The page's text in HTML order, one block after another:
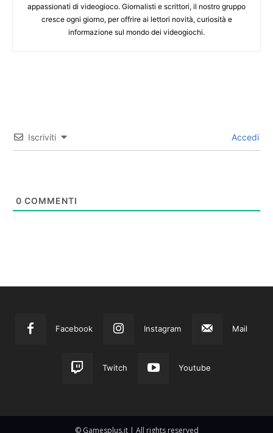
appassionati di videogioco. Giornalisti e scrittori, il nostro gruppo
cresce ogni giorno, per offrire ai lettori novità, curiosità e
informazione sul mondo dei videogiochi.
Iscriviti Accedi
0 COMMENTI
Facebook Instagram Mail
Twitch Youtube
© Gamesplus.it | All rights reserved